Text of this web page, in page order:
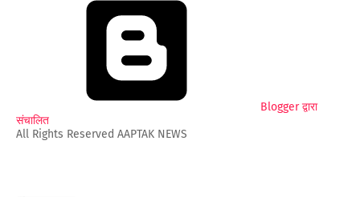
Blogger द्वारा
संचालित
All Rights Reserved AAPTAK NEWS